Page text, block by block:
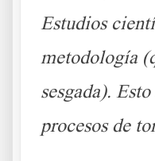
Estudios
metodología
sesgada).
procesos de